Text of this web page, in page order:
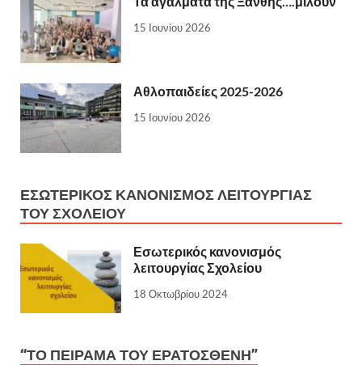
15 Ιουνίου 2026
Αθλοπαιδείες 2025-2026
15 Ιουνίου 2026
ΕΣΩΤΕΡΙΚΌΣ ΚΑΝΟΝΙΣΜΌΣ ΛΕΙΤΟΥΡΓΊΑΣ
ΤΟΥ ΣΧΟΛΕΊΟΥ
Εσωτερικός κανονισμός
λειτουργίας Σχολείου
18 Οκτωβρίου 2024
“ΤΟ ΠΕΙΡΑΜΑ ΤΟΥ ΕΡΑΤΟΣΘΕΝΗ”